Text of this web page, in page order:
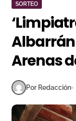
SORTEO
Arenas
Por Redacción